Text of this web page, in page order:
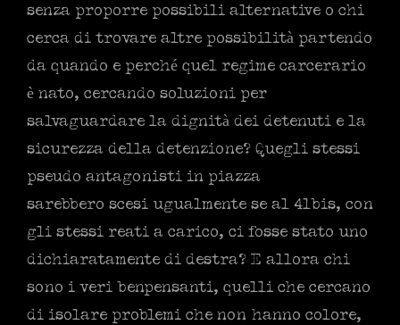
senza proporre possibili alternative o chi
cerca di trovare altre possibilità partendo
da quando e perché quel regime carcerario
è nato, cercando soluzioni per
salvaguardare la dignità dei detenuti e la
sicurezza della detenzione? Quegli stessi
pseudo antagonisti in piazza
sarebbero scesi ugualmente se al 41bis, con
gli stessi reati a carico, ci fosse stato uno
dichiaratamente di destra? E allora chi
sono i veri benpensanti, quelli che cercano
di isolare problemi che non hanno colore,